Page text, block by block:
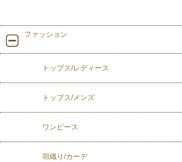
ファッション
トップス/レディース
トップス/メンズ
ワンピース
羽織り/カーデ